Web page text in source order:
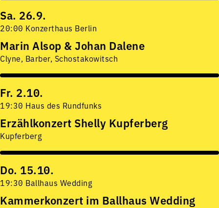
Sa. 26.9.
20:00 Konzerthaus Berlin
Marin Alsop & Johan Dalene
Clyne, Barber, Schostakowitsch
Fr. 2.10.
19:30 Haus des Rundfunks
Erzählkonzert Shelly Kupferberg
Kupferberg
Do. 15.10.
19:30 Ballhaus Wedding
Kammerkonzert im Ballhaus Wedding